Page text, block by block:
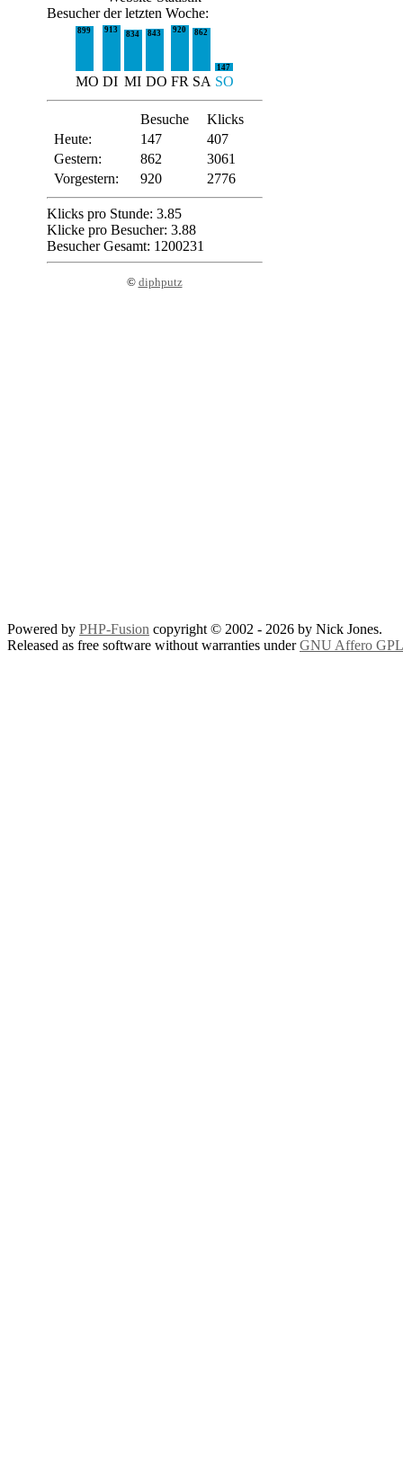
Besucher der letzten Woche:
899 913 834 843 920 862
147
MO DI MI DO FR SA SO
Besuche
Klicks
Heute:
147
407
Gestern:
862
3061
Vorgestern:
920 2776
Klicks pro Stunde: 3.85
Klicke pro Besucher: 3.88
Besucher Gesamt: 1200231
© diphputz
Powered by PHP-Fusion copyright © 2002 - 2026 by Nick Jones.
Released as free software without warranties underGNU Affero GPL